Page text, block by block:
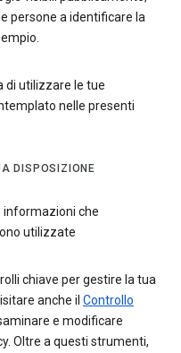
persone a identificare la
di utilizzare le tue
nelle presenti
DISPOSIZIONE
informazioni che
utilizzate
chiave per gestire la tua
anche il Controllo
e modificare
Oltre a questi strumenti,